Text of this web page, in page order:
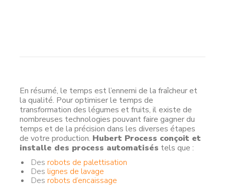
En résumé, le temps est l’ennemi de la fraîcheur et
la qualité. Pour optimiser le temps de
transformation des légumes et fruits, il existe de
nombreuses technologies pouvant faire gagner du
temps et de la précision dans les diverses étapes
de votre production. Hubert Process conçoit et
installe des process automatisés tels que :
Des robots de palettisation
Des lignes de lavage
Des robots d’encaissage